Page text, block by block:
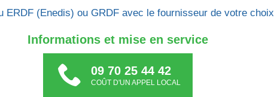
ERDF (Enedis) ou GRDF avec le fournisseur de votre choix
Informations et mise en service
09 70 25 44 42
COÛT D'UN APPEL LOCAL